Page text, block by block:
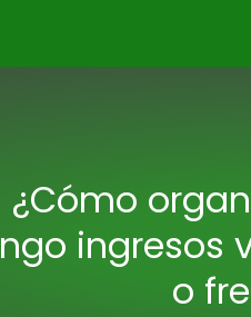
¿Cómo
ingresos
o